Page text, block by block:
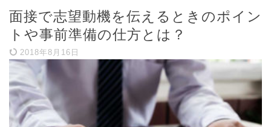
面接で志望動機を伝えるときのポイン
トや事前準備の仕方とは？
2018年8月16日